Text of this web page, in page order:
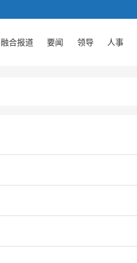
融合报道 要闻 领导 人事